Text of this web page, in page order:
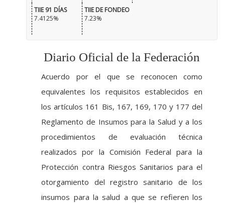
TIIE 91 DÍAS
7.4125%
TIIE DE FONDEO
7.23%
Diario Oficial de la Federación
Acuerdo por el que se reconocen como
equivalentes los requisitos establecidos en
los artículos 161 Bis, 167, 169, 170 y 177 del
Reglamento de Insumos para la Salud y a los
procedimientos de evaluación técnica
realizados por la Comisión Federal para la
Protección contra Riesgos Sanitarios para el
otorgamiento del registro sanitario de los
insumos para la salud a que se refieren los